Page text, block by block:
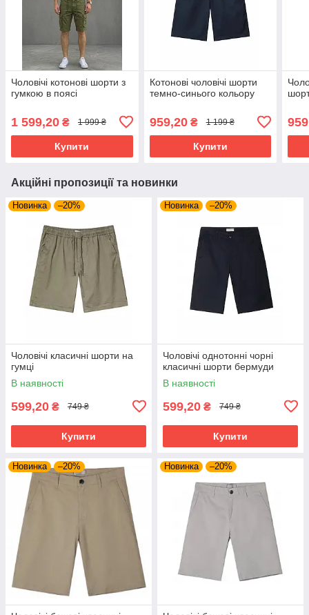
Чоловічі котонові шорти з
гумкою в поясі
1 599,20 ₴ 1 999 ₴
Купити
Котонові чоловічі шорти
темно-синього кольору
959,20₴ 1 199 ₴
Купити
Акційні пропозиції та новинки
Новинка –20%
Чоловічі класичні шорти на
гумці
В наявності
599,20 ₴ 749 ₴
Купити
Новинка –20%
Чоловічі однотонні чорні
класичні шорти бермуди
В наявності
599,20 ₴ 749 ₴
Купити
Новинка –20% Новинка –20%